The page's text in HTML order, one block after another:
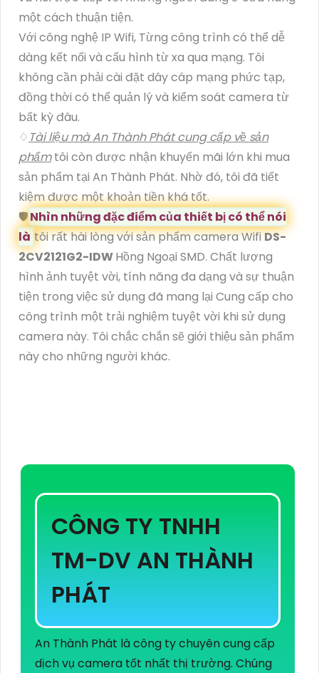
một cách thuận tiện.
Với công nghệ IP Wifi, Từng công trình có thể dễ
dàng kết nối và cấu hình từ xa qua mạng. Tôi
không cần phải cài đặt dây cáp mạng phức tạp,
đồng thời có thể quản lý và kiểm soát camera từ
bất kỳ đâu.
♢ Tài liệu mà An Thành Phát cung cấp về sản
phẩmtôi còn được nhận khuyến mãi lớn khi mua
sản phẩm tại An Thành Phát. Nhờ đó, tôi đã tiết
kiệm được một khoản tiền khá tốt.
🛡Nhìn những đặc điểm của thiết bị có thể nói
làtôi rất hài lòng với sản phẩm camera WifiDS-
2CV2121G2-IDWHồng Ngoại SMD. Chất lượng
hình ảnh tuyệt vời, tính năng đa dạng và sự thuận
tiện trong việc sử dụng đã mang lại Cung cấp cho
công trình một trải nghiệm tuyệt vời khi sử dụng
camera này. Tôi chắc chắn sẽ giới thiệu sản phẩm
này cho những người khác.
CÔNG TY TNHH
TM-DV AN THÀNH
PHÁT
An Thành Phát là công ty chuyên cung cấp
dịch vụ camera tốt nhất thị trường. Chúng